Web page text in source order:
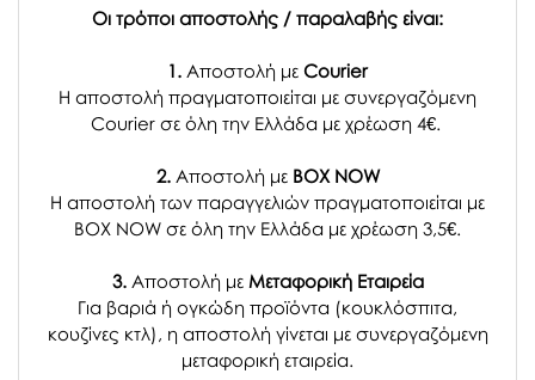
Οι τρόποι αποστολής / παραλαβής είναι:
1. Αποστολή με Courier
Η αποστολή πραγματοποιείται με συνεργαζόμενη
Courier σε όλη την Ελλάδα με χρέωση 4€.
2. Αποστολή μεBOX NOW
Η αποστολή των παραγγελιών πραγματοποιείται με
BOX NOW σε όλη την Ελλάδα με χρέωση 3,5€.
3. Αποστολή μεΜεταφορική Εταιρεία
Για βαριά ή ογκώδη προϊόντα (κουκλόσπιτα,
κουζίνες κτλ), η αποστολή γίνεται με συνεργαζόμενη
μεταφορική εταιρεία.